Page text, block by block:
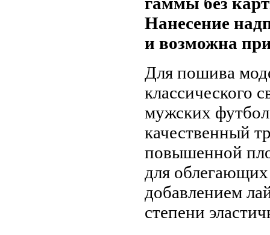
Нанесение
и возможна
Для пошива
классического
мужских
качественный
повышенной
для
добавлением
степени